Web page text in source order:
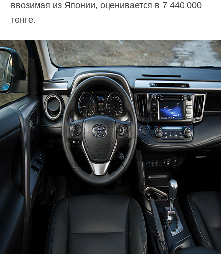
ввозимая из Японии, оценивается в 7 440 000
тенге.